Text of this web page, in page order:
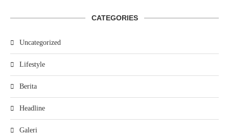
CATEGORIES
Uncategorized
Lifestyle
Berita
Headline
Galeri